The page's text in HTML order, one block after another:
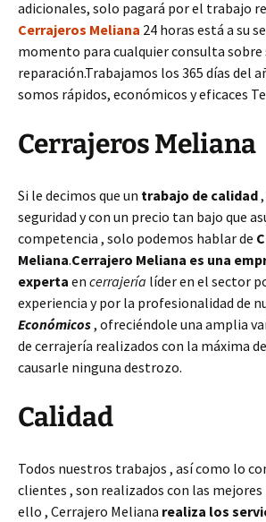
adicionales, solo pagará por el trabajo
Cerrajeros Meliana 24 horas está a su
momento para cualquier consulta sobre
reparación.Trabajamos los 365 días del
somos rápidos, económicos y eficaces
Cerrajeros Meliana
Si le decimos que un trabajo de calidad
seguridad y con un precio tan bajo que
competencia , solo podemos hablar de
Meliana.Cerrajero Meliana es una
experta en cerrajería líder en el sector
experiencia y por la profesionalidad de
Económicos, ofreciéndole una amplia
de cerrajería realizados con la máxima
causarle ninguna destrozo.
Calidad
Todos nuestros trabajos , así como lo
clientes , son realizados con las
ello , Cerrajero Meliana realiza los